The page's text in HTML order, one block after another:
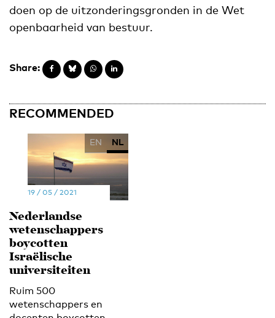
doen op de uitzonderingsgronden in de Wet
openbaarheid van bestuur.
Share:
RECOMMENDED
EN NL
19 / 05 / 2021
Nederlandse
wetenschappers
boycotten
Israëlische
universiteiten
Ruim 500
wetenschappers en